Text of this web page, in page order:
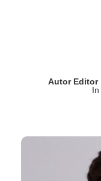
AutorEditor
In